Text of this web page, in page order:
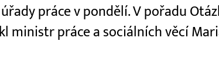
práce v pondělí. V pořadu
ministr práce a sociálních věcí